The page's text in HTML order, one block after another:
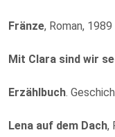
Fränze, Roman, 1989
Mit Clara sind wir
Erzählbuch.
Lena auf dem Dach,